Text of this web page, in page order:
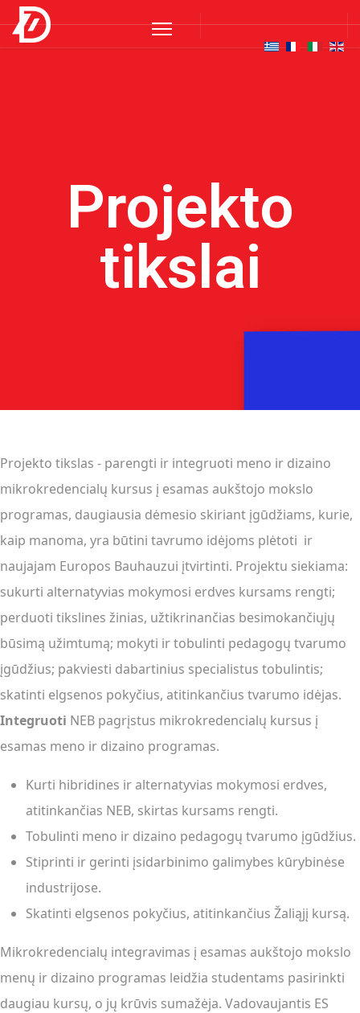
Projekto
tikslai
Projekto tikslas - parengti ir integruoti meno ir dizaino
mikrokredencialų kursus į esamas aukštojo mokslo
programas, daugiausia dėmesio skiriant įgūdžiams, kurie,
kaip manoma, yra būtini tavrumo idėjoms plėtoti ir
naujajam Europos Bauhauzui įtvirtinti. Projektu siekiama:
sukurti alternatyvias mokymosi erdves kursams rengti;
perduoti tikslines žinias, užtikrinančias besimokančiųjų
būsimą užimtumą; mokyti ir tobulinti pedagogų tvarumo
įgūdžius; pakviesti dabartinius specialistus tobulintis;
skatinti elgsenos pokyčius, atitinkančius tvarumo idėjas.
Integruoti NEB pagrįstus mikrokredencialų kursus į
esamas meno ir dizaino programas.
Kurti hibridines ir alternatyvias mokymosi erdves,
atitinkančias NEB, skirtas kursams rengti.
Tobulinti meno ir dizaino pedagogų tvarumo įgūdžius.
Stiprinti ir gerinti įsidarbinimo galimybes kūrybinėse
industrijose.
Skatinti elgsenos pokyčius, atitinkančius Žaliąjį kursą.
Mikrokredencialų integravimas į esamas aukštojo mokslo
menų ir dizaino programas leidžia studentams pasirinkti
daugiau kursų, o jų krūvis sumažėja. Vadovaujantis ES